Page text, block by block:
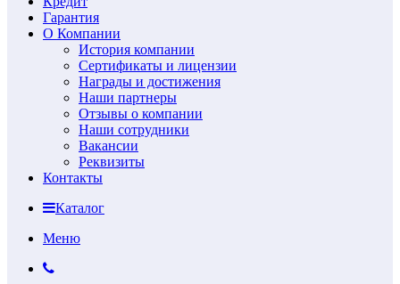
Гарантия
О Компании
История компании
Сертификаты и лицензии
Награды и достижения
Наши партнеры
Отзывы о компании
Наши сотрудники
Вакансии
Реквизиты
Контакты
Каталог
Меню